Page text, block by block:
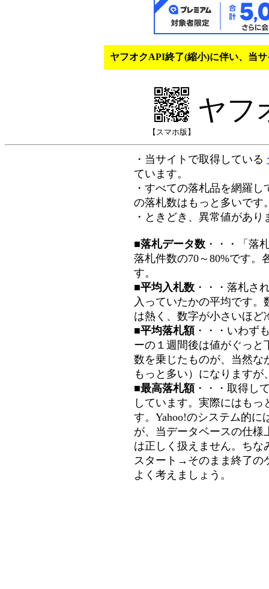
ヤフオクAPI終了(縮小)に伴い、当
【スマホ版】
ヤフ
・当サイトで取得している
ています。
・すべての落札品を網羅
の落札数はもっと多いです
・ときどき、異常値があ
■落札データ数 ・・・「落
落札件数の70～80%です。
す。
■平均入札数 ・・・落札さ
入っていたかの平均です
は熱く、数字が小さいほど
■平均落札額 ・・・いわず
ーの１週間後は値がぐっと
数を乗じたものが、当然な
もっと多い）になります
■最高落札額 ・・・取得し
しています。実際にはも
す。Yahoo!のシステム的に
が、当データベースの仕様
は正しく扱えません。ちな
スタート→そのまま終了の
よく考えましょう。